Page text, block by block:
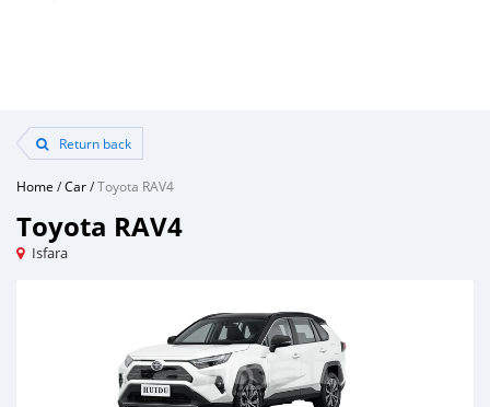
Return back
Home /Car/Toyota RAV4
Toyota RAV4
Isfara